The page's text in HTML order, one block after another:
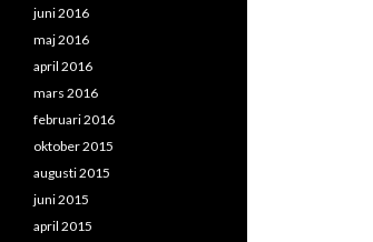
juni 2016
maj 2016
april 2016
mars 2016
februari 2016
oktober 2015
augusti 2015
juni 2015
april 2015